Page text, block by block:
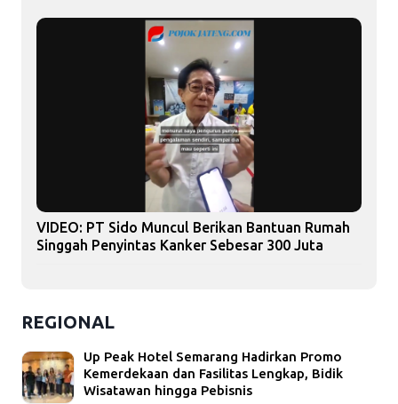
VIDEO: PT Sido Muncul Berikan Bantuan Rumah
Singgah Penyintas Kanker Sebesar 300 Juta
REGIONAL
Up Peak Hotel Semarang Hadirkan Promo
Kemerdekaan dan Fasilitas Lengkap, Bidik
Wisatawan hingga Pebisnis